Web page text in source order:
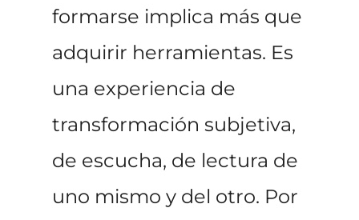
formarse implica más que
adquirir herramientas. Es
una experiencia de
transformación subjetiva,
de escucha, de lectura de
uno mismo y del otro. Por